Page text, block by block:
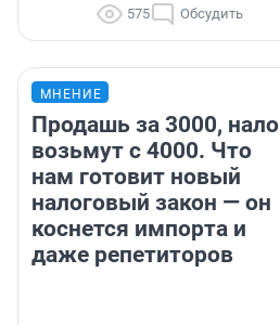
575 Обсудить
МНЕНИЕ
Продашь за 3000,
возьмут с 4000. Что
нам готовит новый
налоговый закон — он
коснется импорта и
даже репетиторов